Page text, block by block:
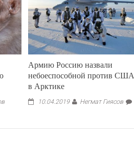
Армию Россию назвали
небоеспособной против США
в Арктике
10.04.2019 Негмат Гиясов